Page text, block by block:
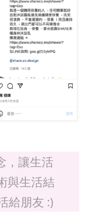
，讓生活
與生活結
給朋友 :)